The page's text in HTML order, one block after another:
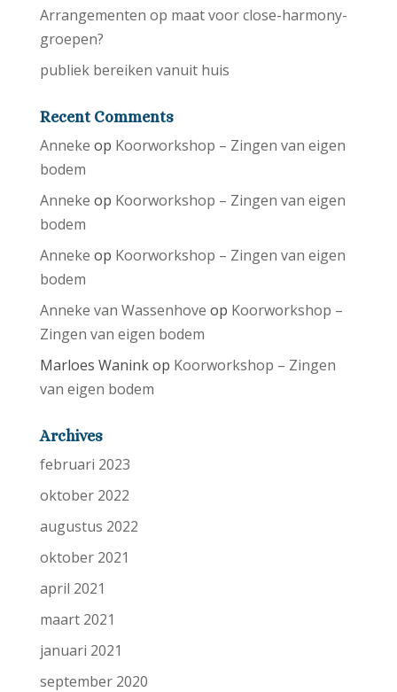
Arrangementen op maat voor close-harmony-
groepen?
publiek bereiken vanuit huis
Recent Comments
Anneke op Koorworkshop – Zingen van eigen
bodem
Anneke op Koorworkshop – Zingen van eigen
bodem
Anneke op Koorworkshop – Zingen van eigen
bodem
Anneke van Wassenhove op Koorworkshop –
Zingen van eigen bodem
Marloes Waninkop Koorworkshop – Zingen
van eigen bodem
Archives
februari 2023
oktober 2022
augustus 2022
oktober 2021
april 2021
maart 2021
januari 2021
september 2020